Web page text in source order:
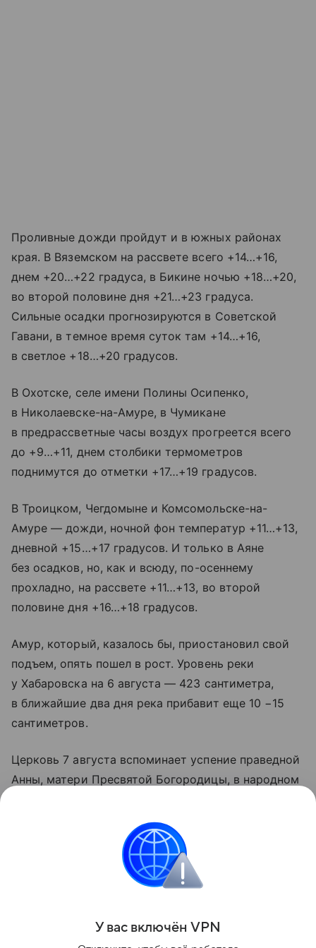
Проливные дожди пройдут и в южных районах
края. В Вяземском на рассвете всего +14…+16,
днем +20…+22 градуса, в Бикине ночью +18…+20,
во второй половине дня +21…+23 градуса.
Сильные осадки прогнозируются в Советской
Гавани, в темное время суток там +14…+16,
в светлое +18…+20 градусов.
В Охотске, селе имени Полины Осипенко,
в Николаевске-на-Амуре, в Чумикане
в предрассветные часы воздух прогреется всего
до +9…+11, днем столбики термометров
поднимутся до отметки +17…+19 градусов.
В Троицком, Чегдомыне и Комсомольске-на-
Амуре — дожди, ночной фон температур +11…+13,
дневной +15…+17 градусов. И только в Аяне
без осадков, но, как и всюду, по-осеннему
прохладно, на рассвете +11…+13, во второй
половине дня +16…+18 градусов.
Амур, который, казалось бы, приостановил свой
подъем, опять пошел в рост. Уровень реки
у Хабаровска на 6 августа — 423 сантиметра,
в ближайшие два дня река прибавит еще 10 −15
сантиметров.
Церковь 7 августа вспоминает успение праведной
Анны, матери Пресвятой Богородицы, в народном
Анна-холодница. Ещё одно название дня —
Зимоуказательница. На Руси считалось,
что с этого дня жара отступает, начинает
холодать. Все точно, как у нас!
Поделиться
У вас включён VPN